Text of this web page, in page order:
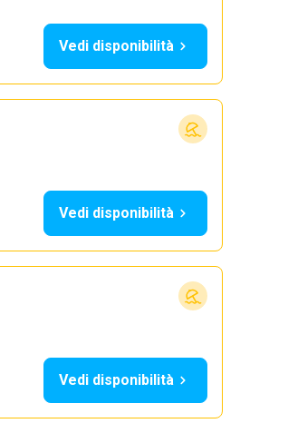
Vedi disponibilità
Vedi disponibilità
Vedi disponibilità